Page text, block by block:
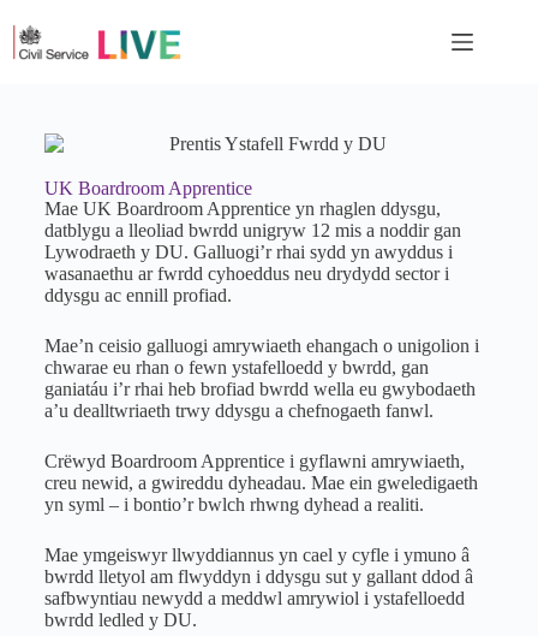
UK Boardroom Apprentice
Mae UK Boardroom Apprentice yn rhaglen ddysgu,
datblygu a lleoliad bwrdd unigryw 12 mis a noddir gan
Lywodraeth y DU. Galluogi’r rhai sydd yn awyddus i
wasanaethu ar fwrdd cyhoeddus neu drydydd sector i
ddysgu ac ennill profiad.
Mae’n ceisio galluogi amrywiaeth ehangach o unigolion i
chwarae eu rhan o fewn ystafelloedd y bwrdd, gan
ganiatáu i’r rhai heb brofiad bwrdd wella eu gwybodaeth
a’u dealltwriaeth trwy ddysgu a chefnogaeth fanwl.
Crëwyd Boardroom Apprentice i gyflawni amrywiaeth,
creu newid, a gwireddu dyheadau. Mae ein gweledigaeth
yn syml – i bontio’r bwlch rhwng dyhead a realiti.
Mae ymgeiswyr llwyddiannus yn cael y cyfle i ymuno â
bwrdd lletyol am flwyddyn i ddysgu sut y gallant ddod â
safbwyntiau newydd a meddwl amrywiol i ystafelloedd
bwrdd ledled y DU.